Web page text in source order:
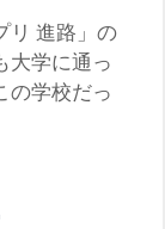
リ 進路」の
大学に通っ
の学校だっ